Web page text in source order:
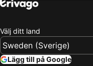
Välj ditt land
Lägg till på Google